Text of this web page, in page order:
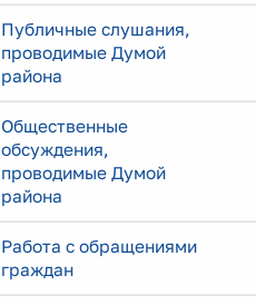
Публичные слушания,
проводимые Думой
района
Общественные
обсуждения,
проводимые Думой
района
Работа с обращениями
граждан